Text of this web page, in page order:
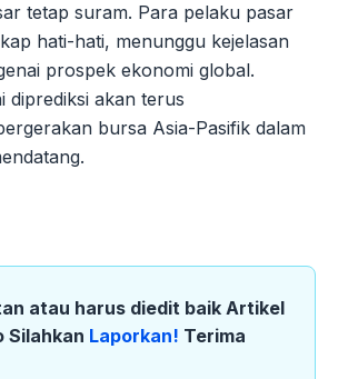
tetap suram. Para pelaku pasar
hati-hati, menunggu kejelasan
prospek ekonomi global.
diprediksi akan terus
bursa Asia-Pasifik dalam
atau harus diedit baik Artikel
Silahkan Laporkan! Terima